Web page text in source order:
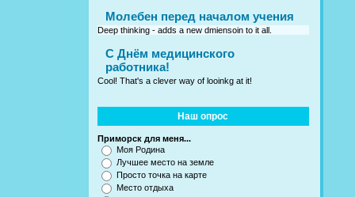
Молебен перед началом учения
Deep thinking - adds a new dmiensoin to it all.
C Днём медицинского
работника!
Cool! That's a clever way of looinkg at it!
Наш опрос
Приморск для меня...
Моя Родина
Лучшее место на земле
Просто точка на карте
Место отдыха